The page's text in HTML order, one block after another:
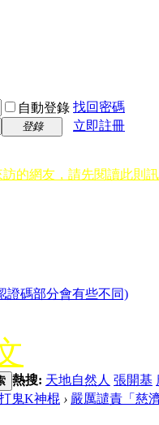
自動登錄 找回密碼
登錄
立即註冊
的網友，請先閱讀此則
證碼部分會有些不同)
熱搜: 天地自然人 張開基
鬼K神棍 › 嚴厲譴責「慈